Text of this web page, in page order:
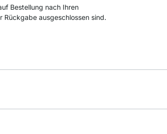
Bestellung nach Ihren
Rückgabe ausgeschlossen sind.